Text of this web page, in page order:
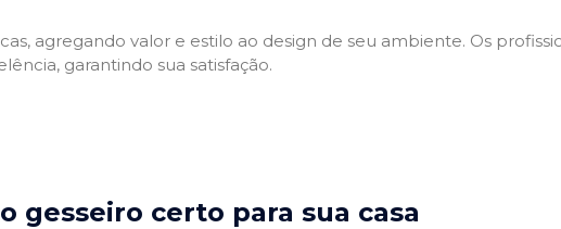
agregando valor e estilo ao design de seu ambiente. Os
garantindo sua satisfação.
gesseiro certo para sua casa